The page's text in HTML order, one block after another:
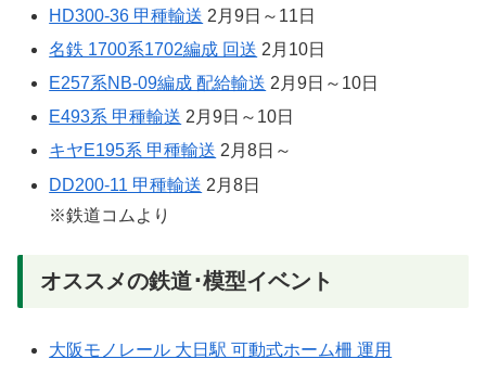
HD300-36 甲種輸送 2月9日～11日
名鉄 1700系1702編成 回送 2月10日
E257系NB-09編成 配給輸送 2月9日～10日
E493系 甲種輸送 2月9日～10日
キヤE195系 甲種輸送 2月8日～
DD200-11 甲種輸送 2月8日
※鉄道コムより
オススメの鉄道･模型イベント
大阪モノレール 大日駅 可動式ホーム柵 運用